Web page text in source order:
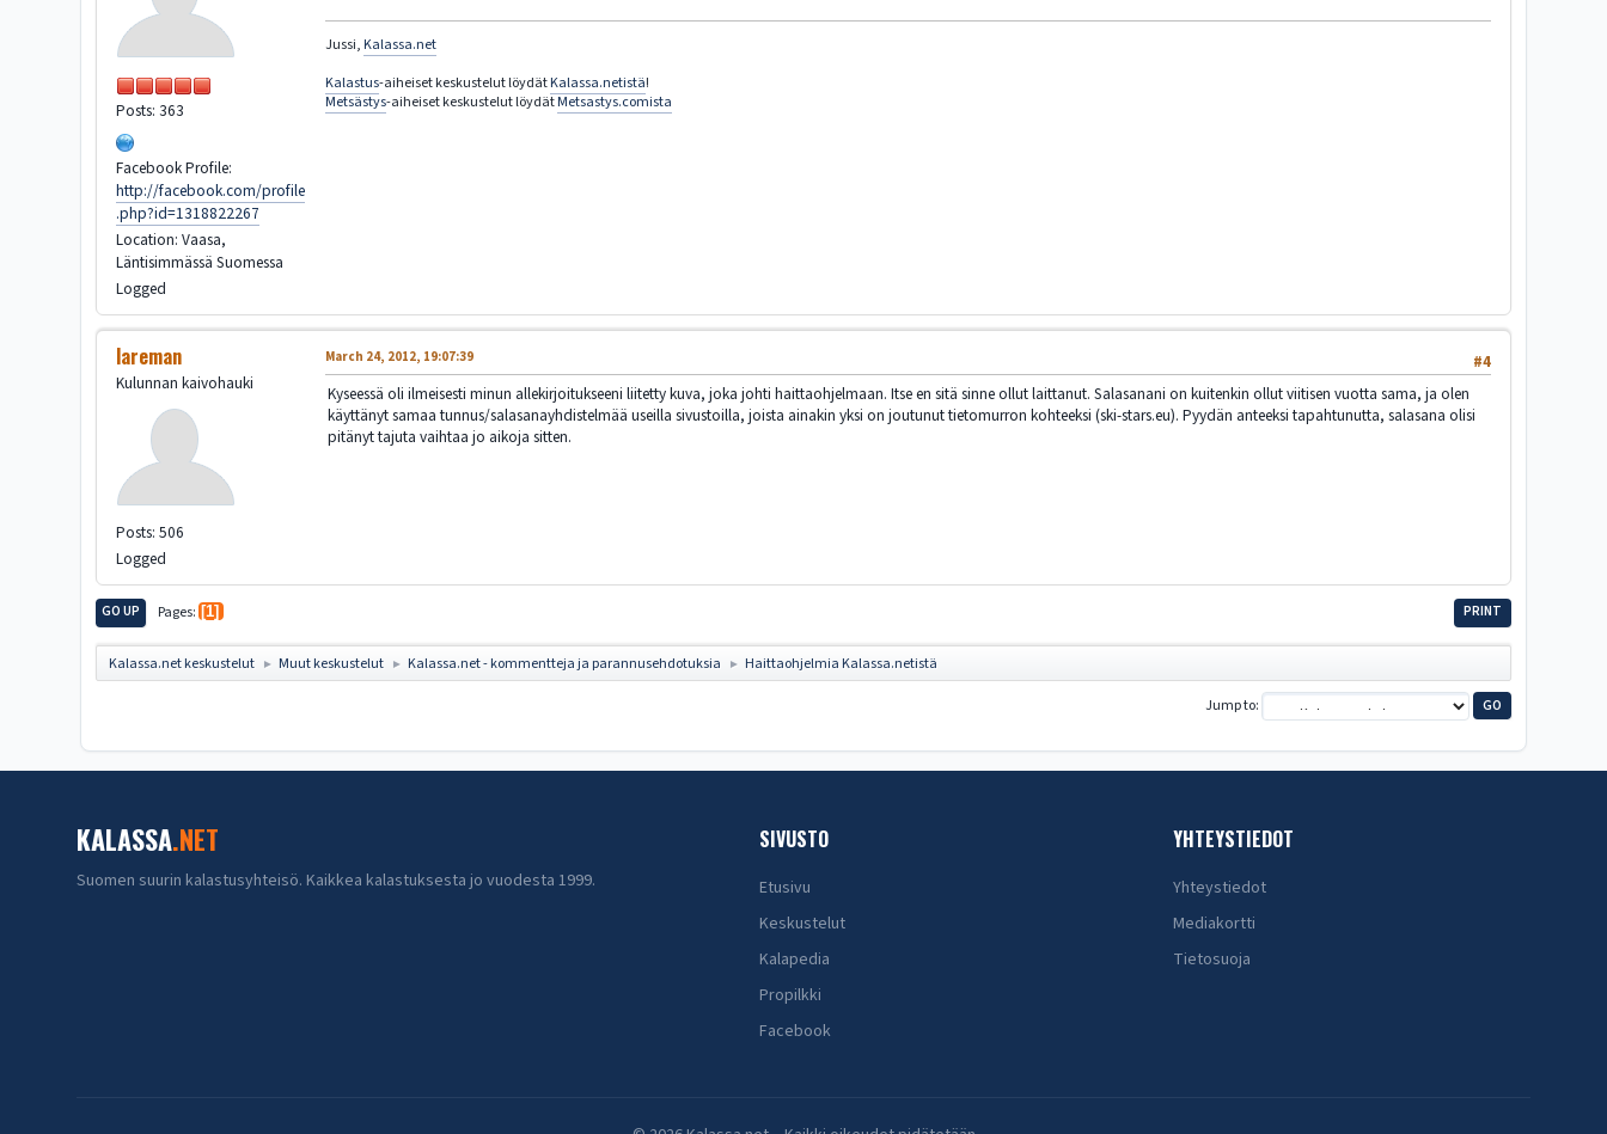
Posts: 363
Facebook Profile:
http://facebook.com/profile
.php?id=1318822267
Location: Vaasa,
Läntisimmässä Suomessa
Logged
Jussi, Kalassa.net
Kalastus-aiheiset keskustelut löydätKalassa.netistä!
Metsästys-aiheiset keskustelut löydätMetsastys.comista
lareman
Kulunnan kaivohauki
Posts: 506
Logged
#4
March 24, 2012, 19:07:39
Kyseessä oli ilmeisesti minun allekirjoitukseeni liitetty kuva, joka johti haittaohjelmaan. Itse en sitä sinne ollut laittanut. Salasanani on kuitenkin ollut viitisen vuotta sama, ja olen
käyttänyt samaa tunnus/salasanayhdistelmää useilla sivustoilla, joista ainakin yksi on joutunut tietomurron kohteeksi (ski-stars.eu). Pyydän anteeksi tapahtunutta, salasana olisi
pitänyt tajuta vaihtaa jo aikoja sitten.
PRINT
GO UP Pages 1
Kalassa.net keskustelut ► Muut keskustelut ► Kalassa.net - kommentteja ja parannusehdotuksia ► Haittaohjelmia Kalassa.netistä
Jump to
KALASSA.NET
Suomen suurin kalastusyhteisö. Kaikkea kalastuksesta jo vuodesta 1999.
SIVUSTO
Etusivu
Keskustelut
Kalapedia
Propilkki
Facebook
YHTEYSTIEDOT
Yhteystiedot
Mediakortti
Tietosuoja